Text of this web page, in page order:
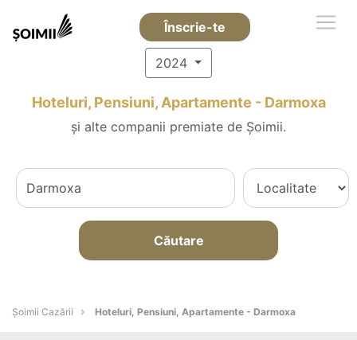
Înscrie-te
2024
Hoteluri, Pensiuni, Apartamente - Darmoxa
și alte companii premiate de Șoimii.
Căutare
Șoimii Cazării Hoteluri, Pensiuni, Apartamente - Darmoxa